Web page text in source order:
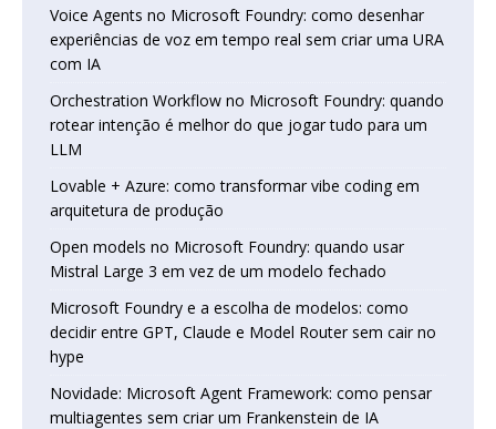
Voice Agents no Microsoft Foundry: como desenhar
experiências de voz em tempo real sem criar uma URA
com IA
Orchestration Workflow no Microsoft Foundry: quando
rotear intenção é melhor do que jogar tudo para um
LLM
Lovable + Azure: como transformar vibe coding em
arquitetura de produção
Open models no Microsoft Foundry: quando usar
Mistral Large 3 em vez de um modelo fechado
Microsoft Foundry e a escolha de modelos: como
decidir entre GPT, Claude e Model Router sem cair no
hype
Novidade: Microsoft Agent Framework: como pensar
multiagentes sem criar um Frankenstein de IA